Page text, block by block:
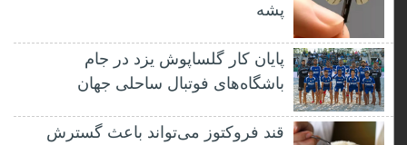
پشه
پایان کار گلساپوش یزد در جام
باشگاه‌های فوتبال ساحلی جهان
قند فروکتوز می‌تواند باعث گسترش